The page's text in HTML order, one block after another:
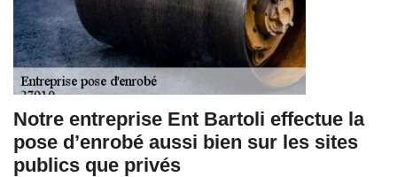
Notre entreprise Ent Bartoli effectue la
pose d’enrobé aussi bien sur les sites
publics que privés